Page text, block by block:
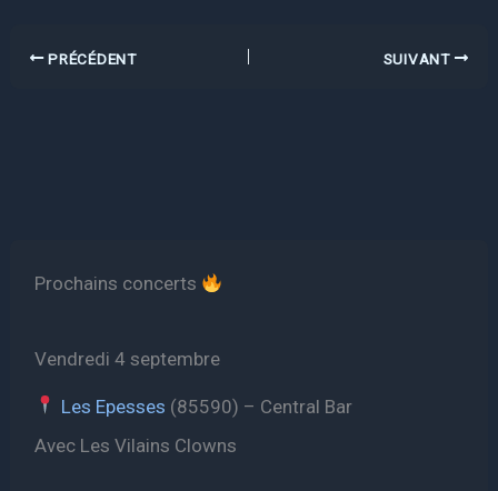
PRÉCÉDENT SUIVANT
Prochains concerts
Vendredi 4 septembre
Les Epesses (85590) – Central Bar
Avec Les Vilains Clowns